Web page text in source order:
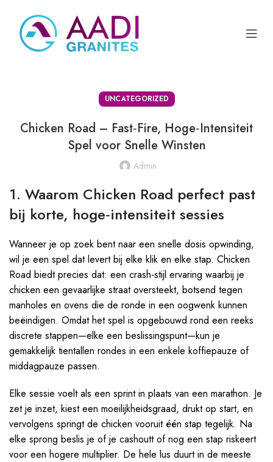
UNCATEGORIZED
Chicken Road – Fast‑Fire, Hoge‑Intensiteit
Spel voor Snelle Winsten
Admin
1. Waarom Chicken Road perfect past
bij korte, hoge‑intensiteit sessies
Wanneer je op zoek bent naar een snelle dosis opwinding,
wil je een spel dat levert bij elke klik en elke stap. Chicken
Road biedt precies dat: een crash‑stijl ervaring waarbij je
chicken een gevaarlijke straat oversteekt, botsend tegen
manholes en ovens die de ronde in een oogwenk kunnen
beëindigen. Omdat het spel is opgebouwd rond een reeks
discrete stappen—elke een beslissingspunt—kun je
gemakkelijk tientallen rondes in een enkele koffiepauze of
middagpauze passen.
Elke sessie voelt als een sprint in plaats van een marathon. Je
zet je inzet, kiest een moeilijkheidsgraad, drukt op start, en
vervolgens springt de chicken vooruit één stap tegelijk. Na
elke sprong beslis je of je cashoutt of nog een stap riskeert
voor een hogere multiplier. De hele lus duurt in de meeste